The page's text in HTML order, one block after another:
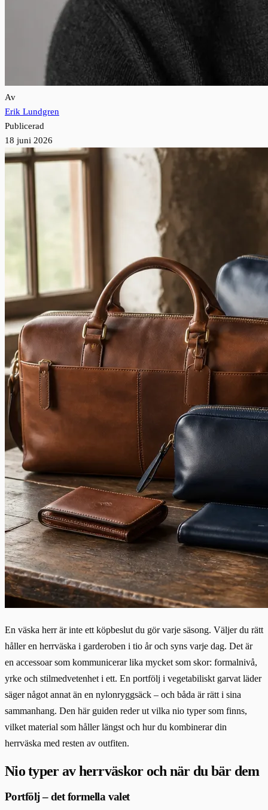
Av
Erik Lundgren
Publicerad
18 juni 2026
En väska herr är inte ett köpbeslut du gör varje säsong. Väljer du rätt
håller en herrväska i garderoben i tio år och syns varje dag. Det är
en accessoar som kommunicerar lika mycket som skor: formalnivå,
yrke och stilmedvetenhet i ett. En portfölj i vegetabiliskt garvat läder
säger något annat än en nylonryggsäck – och båda är rätt i sina
sammanhang. Den här guiden reder ut vilka nio typer som finns,
vilket material som håller längst och hur du kombinerar din
herrväska med resten av outfiten.
Nio typer av herrväskor och när du bär dem
Portfölj – det formella valet